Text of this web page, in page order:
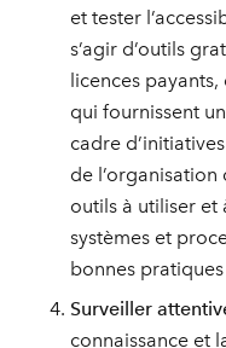
et tester
s’agir d’outils
licences
qui fournissent
cadre
de
outils à utiliser et
systèmes et
bonnes
Surveiller
connaissance et